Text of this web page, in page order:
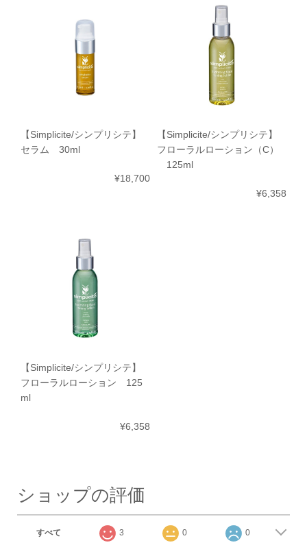
【Simplicite/シンプリシテ】
セラム 30ml
¥18,700
【Simplicite/シンプリシテ】
フローラルローション（C）
125ml
¥6,358
【Simplicite/シンプリシテ】
フローラルローション 125
ml
¥6,358
ショップの評価
すべて 3 0 0